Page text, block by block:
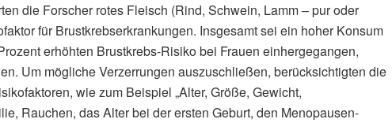
die Forscher rotes Fleisch (Rind, Schwein, Lamm – pur oder
für Brustkrebserkrankungen. Insgesamt sei ein hoher Konsum
erhöhten Brustkrebs-Risiko bei Frauen einhergegangen,
Um mögliche Verzerrungen auszuschließen, berücksichtigten die
wie zum Beispiel „Alter, Größe, Gewicht,
Rauchen, das Alter bei der ersten Geburt, den Menopausen-